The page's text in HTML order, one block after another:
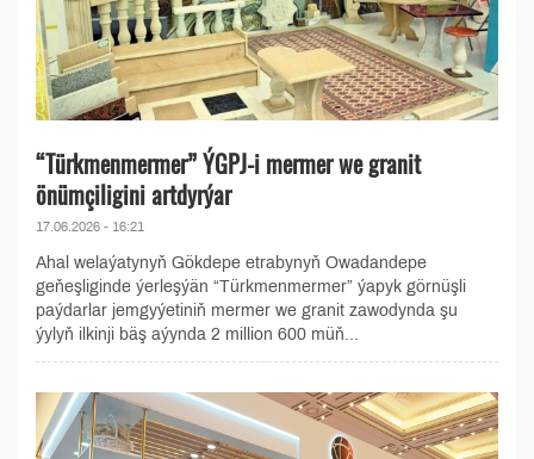
“Türkmenmermer” ÝGPJ-i mermer we granit
önümçiligini artdyrýar
17.06.2026 - 16:21
Ahal welaýatynyň Gökdepe etrabynyň Owadandepe
geňeşliginde ýerleşýän “Türkmenmermer” ýapyk görnüşli
paýdarlar jemgyýetiniň mermer we granit zawodynda şu
ýylyň ilkinji bäş aýynda 2 million 600 müň...